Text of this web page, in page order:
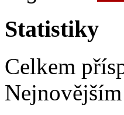
Statistiky
Celkem